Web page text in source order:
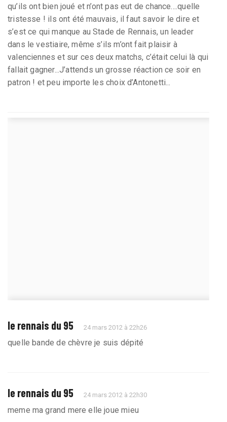
qu’ils ont bien joué et n’ont pas eut de chance....quelle
tristesse ! ils ont été mauvais, il faut savoir le dire et
s’est ce qui manque au Stade de Rennais, un leader
dans le vestiaire, même s’ils m’ont fait plaisir à
valenciennes et sur ces deux matchs, c’était celui là qui
fallait gagner...J’attends un grosse réaction ce soir en
patron ! et peu importe les choix d’Antonetti...
le rennais du 95 24 mars 2012 à 22h26
quelle bande de chèvre je suis dépité
le rennais du 95 24 mars 2012 à 22h30
meme ma grand mere elle joue mieu